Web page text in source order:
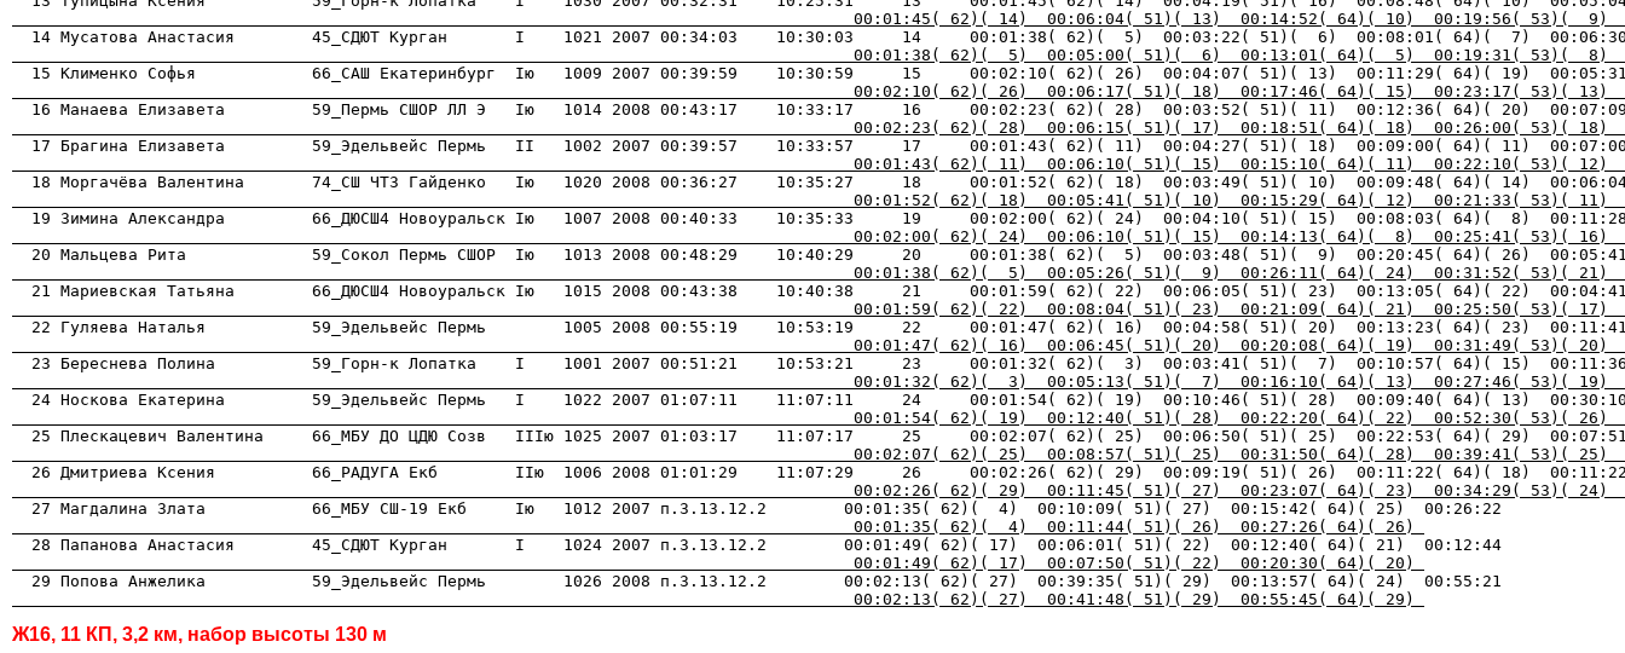
00:01:45( 62)( 14)  00:06:04( 51)( 13)  00:14:52( 64)( 10)  00:19:56( 53)(
00:01:38( 62)(  5)  00:05:00( 51)(  6)  00:13:01( 64)(  5)  00:19:31( 53)(
00:02:10( 62)( 26)  00:06:17( 51)( 18)  00:17:46( 64)( 15)  00:23:17( 53)(
00:02:23( 62)( 28)  00:06:15( 51)( 17)  00:18:51( 64)( 18)  00:26:00( 53)(
00:01:43( 62)( 11)  00:06:10( 51)( 15)  00:15:10( 64)( 11)  00:22:10( 53)(
00:01:52( 62)( 18)  00:05:41( 51)( 10)  00:15:29( 64)( 12)  00:21:33( 53)(
00:02:00( 62)( 24)  00:06:10( 51)( 15)  00:14:13( 64)(  8)  00:25:41( 53)(
00:01:38( 62)(  5)  00:05:26( 51)(  9)  00:26:11( 64)( 24)  00:31:52( 53)(
00:01:59( 62)( 22)  00:08:04( 51)( 23)  00:21:09( 64)( 21)  00:25:50( 53)(
00:01:47( 62)( 16)  00:06:45( 51)( 20)  00:20:08( 64)( 19)  00:31:49( 53)(
00:01:32( 62)(  3)  00:05:13( 51)(  7)  00:16:10( 64)( 13)  00:27:46( 53)(
00:01:54( 62)( 19)  00:12:40( 51)( 28)  00:22:20( 64)( 22)  00:52:30( 53)(
00:02:07( 62)( 25)  00:08:57( 51)( 25)  00:31:50( 64)( 28)  00:39:41( 53)(
00:02:26( 62)( 29)  00:11:45( 51)( 27)  00:23:07( 64)( 23)  00:34:29( 53)(
                                                                                       00:01:35( 62)(  4)  00:11:44( 51)( 26)  00:27:26( 64)( 26)
                                                                                       00:01:49( 62)( 17)  00:07:50( 51)( 22)  00:20:30( 64)( 20)
                                                                                       00:02:13( 62)( 27)  00:41:48( 51)( 29)  00:55:45( 64)( 29)
Ж16, 11 КП, 3,2 км, набор высоты 130 м